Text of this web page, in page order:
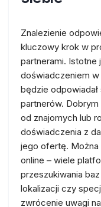
Znalezienie
kluczowy krok w
partnerami. Istotne
doświadczeniem
będzie
partnerów.
od znajomych lub
doświadczenia z
jego ofertę.
online – wiele
przeszukiwania
lokalizacji czy
zwrócenie uwagi